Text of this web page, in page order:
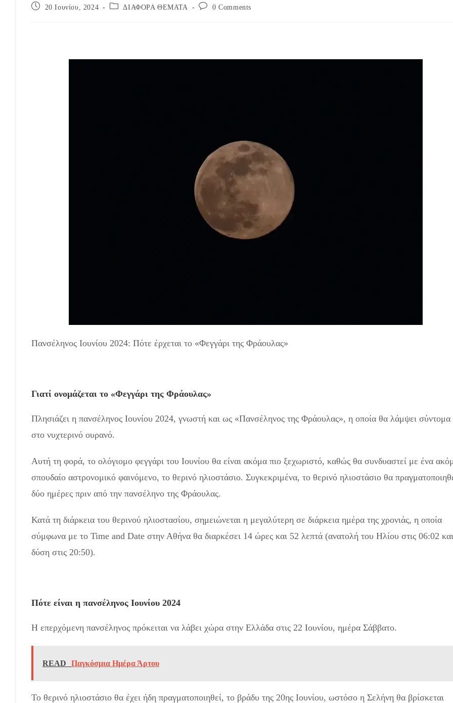
Post
20 Ιουνίου, 2024
Post ΔΙΑΦΟΡΑ ΘΕΜΑΤΑ
Post 0 Comments
Πανσέληνος Ιουνίου 2024: Πότε έρχεται το «Φεγγάρι της Φράουλας»
Γιατί ονομάζεται το «Φεγγάρι της Φράουλας»
Πλησιάζει η πανσέληνος Ιουνίου 2024, γνωστή και ως «Πανσέληνος της Φράουλας», η οποία θα λάμψει σύντομα
στο νυχτερινό ουρανό.
Αυτή τη φορά, το ολόγιομο φεγγάρι του Ιουνίου θα είναι ακόμα πιο ξεχωριστό, καθώς θα συνδυαστεί με ένα
σπουδαίο αστρονομικό φαινόμενο, το θερινό ηλιοστάσιο. Συγκεκριμένα, το θερινό ηλιοστάσιο θα
δύο ημέρες πριν από την πανσέληνο της Φράουλας.
Κατά τη διάρκεια του θερινού ηλιοστασίου, σημειώνεται η μεγαλύτερη σε διάρκεια ημέρα της χρονιάς, η οποία
σύμφωνα με το Time and Date στην Αθήνα θα διαρκέσει 14 ώρες και 52 λεπτά (ανατολή του Ηλίου στις 06:02 και
δύση στις 20:50).
Πότε είναι η πανσέληνος Ιουνίου 2024
Η επερχόμενη πανσέληνος πρόκειται να λάβει χώρα στην Ελλάδα στις 22 Ιουνίου, ημέρα Σάββατο.
READ Παγκόσμια Ημέρα Άρτου
Το θερινό ηλιοστάσιο θα έχει ήδη πραγματοποιηθεί, το βράδυ της 20ης Ιουνίου, ωστόσο η Σελήνη θα βρίσκεται